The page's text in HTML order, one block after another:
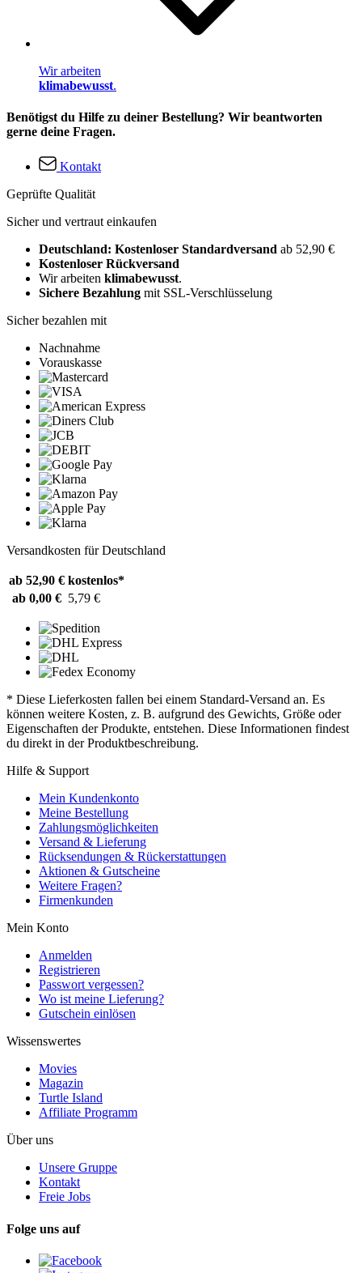
Wir arbeiten
klimabewusst.
Benötigst du Hilfe zu deiner Bestellung? Wir beantworten
gerne deine Fragen.
Kontakt
Geprüfte Qualität
Sicher und vertraut einkaufen
Deutschland: Kostenloser Standardversand ab 52,90 €
Kostenloser Rückversand
Wir arbeiten klimabewusst.
Sichere Bezahlung mit SSL-Verschlüsselung
Sicher bezahlen mit
Nachnahme
Vorauskasse
Versandkosten für Deutschland
ab 52,90 € kostenlos*
ab 0,00 € 5,79 €
* Diese Lieferkosten fallen bei einem Standard-Versand an. Es
können weitere Kosten, z. B. aufgrund des Gewichts, Größe oder
Eigenschaften der Produkte, entstehen. Diese Informationen findest
du direkt in der Produktbeschreibung.
Hilfe & Support
Mein Kundenkonto
Meine Bestellung
Zahlungsmöglichkeiten
Versand & Lieferung
Rücksendungen & Rückerstattungen
Aktionen & Gutscheine
Weitere Fragen?
Firmenkunden
Mein Konto
Anmelden
Registrieren
Passwort vergessen?
Wo ist meine Lieferung?
Gutschein einlösen
Wissenswertes
Movies
Magazin
Turtle Island
Affiliate Programm
Über uns
Unsere Gruppe
Kontakt
Freie Jobs
Folge uns auf